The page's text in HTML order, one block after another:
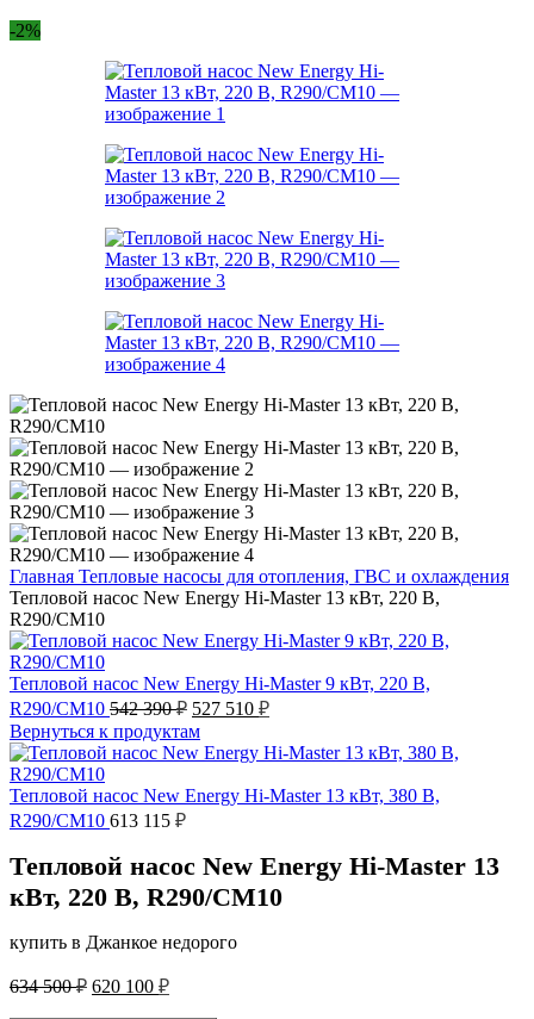
-2%
Главная Тепловые насосы для отопления, ГВС и охлаждения
Тепловой насос New Energy Hi-Master 13 кВт, 220 В,
R290/CM10
Тепловой насос New Energy Hi-Master 9 кВт, 220 В,
R290/CM10 542 390₽ Первоначальная
цена
составляла
542
390 ₽.
527 510 ₽Текущая
527
Вернуться к продуктам
Тепловой насос New Energy Hi-Master 13 кВт, 380 В,
R290/CM10 613 115 ₽
Тепловой насос New Energy Hi-Master 13
кВт, 220 В, R290/CM10
купить в Джанкое недорого
634 500₽ Первоначальная
620 100 ₽Текущая